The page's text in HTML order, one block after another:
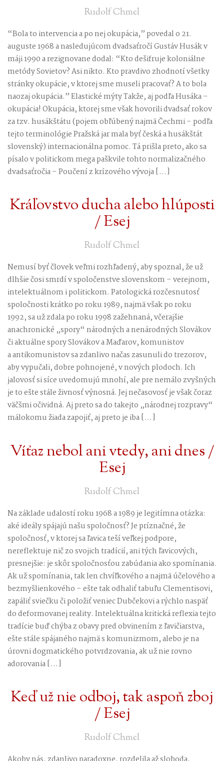
Rudolf Chmel
“Bola to intervencia a po nej okupácia,” povedal o 21.
auguste 1968 a nasledujúcom dvadsaťročí Gustáv Husák v
máji 1990 a rezignovane dodal: “Kto dešifruje koloniálne
metódy Sovietov? Asi nikto. Kto pravdivo zhodnotí všetky
stránky okupácie, v ktorej sme museli pracovať? A to bola
naozaj okupácia.” Elastické mýty Takže, aj podľa Husáka –
okupácia! Okupácia, ktorej sme však hovorili dvadsať rokov
za tzv. husákštátu (pojem obľúbený najmä Čechmi – podľa
tejto terminológie Pražská jar mala byť česká a husákštát
slovenský) internacionálna pomoc. Tá prišla preto, ako sa
písalo v politickom mega paškvile tohto normalizačného
dvadsaťročia – Poučení z krízového vývoja […]
Kráľovstvo ducha alebo hlúposti
/ Esej
Rudolf Chmel
Nemusí byť človek veľmi rozhľadený, aby spoznal, že už
dlhšie čosi smrdí v spoločenstve slovenskom – verejnom,
intelektuálnom i politickom. Patologická rozčesnutosť
spoločnosti krátko po roku 1989, najmä však po roku
1992, sa už zdala po roku 1998 zažehnaná, včerajšie
anachronické „spory“ národných a nenárodných Slovákov
či aktuálne spory Slovákov a Maďarov, komunistov
a antikomunistov sa zdanlivo načas zasunuli do trezorov,
aby vypučali, dobre pohnojené, v nových plodoch. Ich
jalovosť si síce uvedomujú mnohí, ale pre nemálo zvyšných
je to ešte stále živnosť výnosná. Jej nečasovosť je však čoraz
väčšmi očividná. Aj preto sa do takejto „národnej rozpravy“
málokomu žiada zapojiť, aj preto je iba […]
Víťaz nebol ani vtedy, ani dnes /
Esej
Rudolf Chmel
Na základe udalostí roku 1968 a 1989 je legitímna otázka:
aké ideály spájajú našu spoločnosť? Je príznačné, že
spoločnosť, v ktorej sa ľavica teší veľkej podpore,
nereflektuje nič zo svojich tradícií, ani tých ľavicových,
presnejšie: je skôr spoločnosťou zabúdania ako spomínania.
Ak už spomínania, tak len chvíľkového a najmä účelového a
bezmyšlienkového – ešte tak odhaliť tabuľu Clementisovi,
zapáliť sviečku či položiť veniec Dubčekovi a rýchlo naspäť
do deformovanej reality. Intelektuálna kritická reflexia tejto
tradície buď chýba z obavy pred obvinením z ľavičiarstva,
ešte stále spájaného najmä s komunizmom, alebo je na
úrovni dogmatického potvrdzovania, ak už nie rovno
adorovania […]
Keď už nie odboj, tak aspoň zboj
/ Esej
Rudolf Chmel